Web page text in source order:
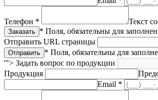
Телефон *
Текст
* Поля, обязательны для
Отправить URL страницы
* Поля, обязательны для
'"> Задать вопрос по продукции
Продукция
Email *